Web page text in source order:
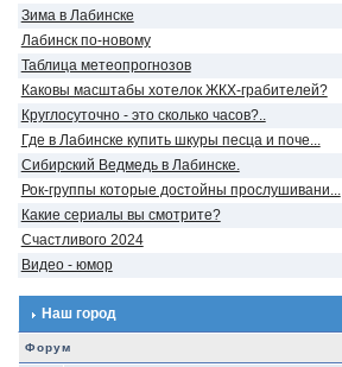
Зима в Лабинске
Лабинск по-новому
Таблица метеопрогнозов
Каковы масштабы хотелок ЖКХ-грабителей?
Круглосуточно - это сколько часов?..
Где в Лабинске купить шкуры песца и поче...
Сибирский Ведмедь в Лабинске.
Рок-группы которые достойны прослушивани...
Какие сериалы вы смотрите?
Счастливого 2024
Видео - юмор
Наш город
Форум